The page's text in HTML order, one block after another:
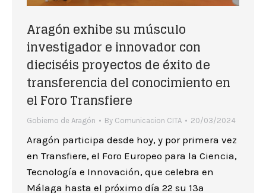
Aragón exhibe su músculo
investigador e innovador con
dieciséis proyectos de éxito de
transferencia del conocimiento en
el Foro Transfiere
Gobierno de Aragón By Comunicacion CITA 20/03/2024
Aragón participa desde hoy, y por primera vez
en Transfiere, el Foro Europeo para la Ciencia,
Tecnología e Innovación, que celebra en
Málaga hasta el próximo día 22 su 13ª